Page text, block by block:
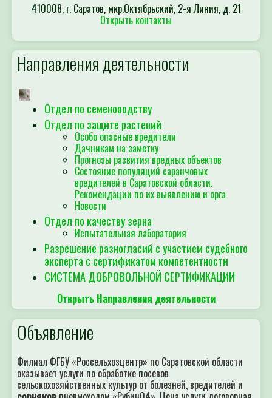
410008, г. Саратов, мкр.Октябрьский, 2-я Линия, д. 21
Открыть контакты
Направления деятельности
Отдел по семеноводству
Отдел по защите растений
Особо опасные вредители
Дачникам на заметку
Прогнозы развития вредных объектов
Состояние популяций саранчовых
вредителей в Саратовской области.
Рекомендации по их выявлению и орга
Новости
Отдел по качеству зерна
Испытательная лаборатория
Разрешение разногласий с участием судебного
эксперта с сертификатом компетентности
СИСТЕМА ДОБРОВОЛЬНОЙ СЕРТИФИКАЦИИ
Открыть Направления деятельности
Объявление
Филиал ФГБУ «Россельхозцентр» по Саратовской области
оказывает услуги по обработке посевов
сельскохозяйственных культур от болезней, вредителей и